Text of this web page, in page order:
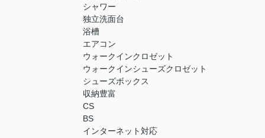
シャワー
独立洗面台
浴槽
エアコン
ウォークインクロゼット
ウォークインシューズクロゼット
シューズボックス
収納豊富
CS
BS
インターネット対応